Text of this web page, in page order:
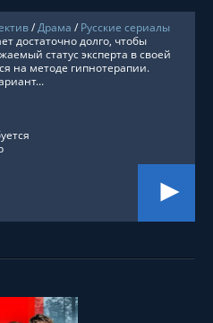
/Драма / Русские сериалы
достаточно долго, чтобы
статус эксперта в своей
на методе гипнотерапии.